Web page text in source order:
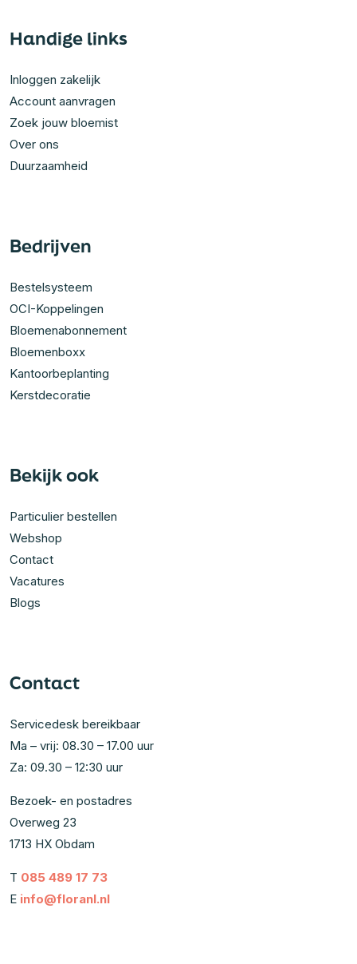
Handige links
Inloggen zakelijk
Account aanvragen
Zoek jouw bloemist
Over ons
Duurzaamheid
Bedrijven
Bestelsysteem
OCI-Koppelingen
Bloemenabonnement
Bloemenboxx
Kantoorbeplanting
Kerstdecoratie
Bekijk ook
Particulier bestellen
Webshop
Contact
Vacatures
Blogs
Contact
Servicedesk bereikbaar
Ma – vrij: 08.30 – 17.00 uur
Za: 09.30 – 12:30 uur
Bezoek- en postadres
Overweg 23
1713 HX Obdam
T 085 489 17 73
E info@floranl.nl